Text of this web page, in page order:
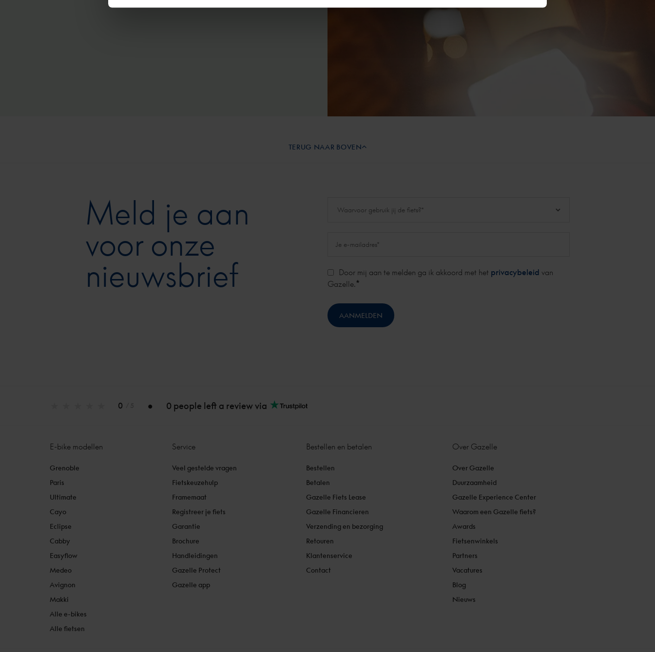
0 0 people left a review via
Meld je aan
voor onze
nieuwsbrief
Door mij aan te melden ga ik akkoord met het privacybeleid van
Gazelle.*
TERUG NAAR BOVEN
E-bike modellen
Grenoble
Paris
Ultimate
Cayo
Eclipse
Cabby
Easyflow
Medeo
Avignon
Makki
Alle e-bikes
Alle fietsen
Service
Veel gestelde vragen
Fietskeuzehulp
Framemaat
Registreer je fiets
Garantie
Brochure
Handleidingen
Gazelle Protect
Gazelle app
Bestellen en betalen
Bestellen
Betalen
Gazelle Fiets Lease
Gazelle Financieren
Verzending en bezorging
Retouren
Klantenservice
Contact
Over Gazelle
Over Gazelle
Duurzaamheid
Gazelle Experience Center
Waarom een Gazelle fiets?
Awards
Fietsenwinkels
Partners
Vacatures
Blog
Nieuws